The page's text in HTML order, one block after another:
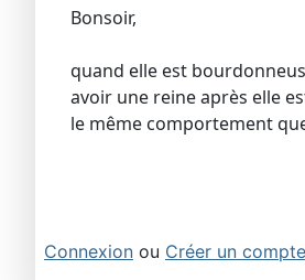
Bonsoir,
quand elle est
avoir une reine après elle
le même comportement
Connexion ou Créer un compte